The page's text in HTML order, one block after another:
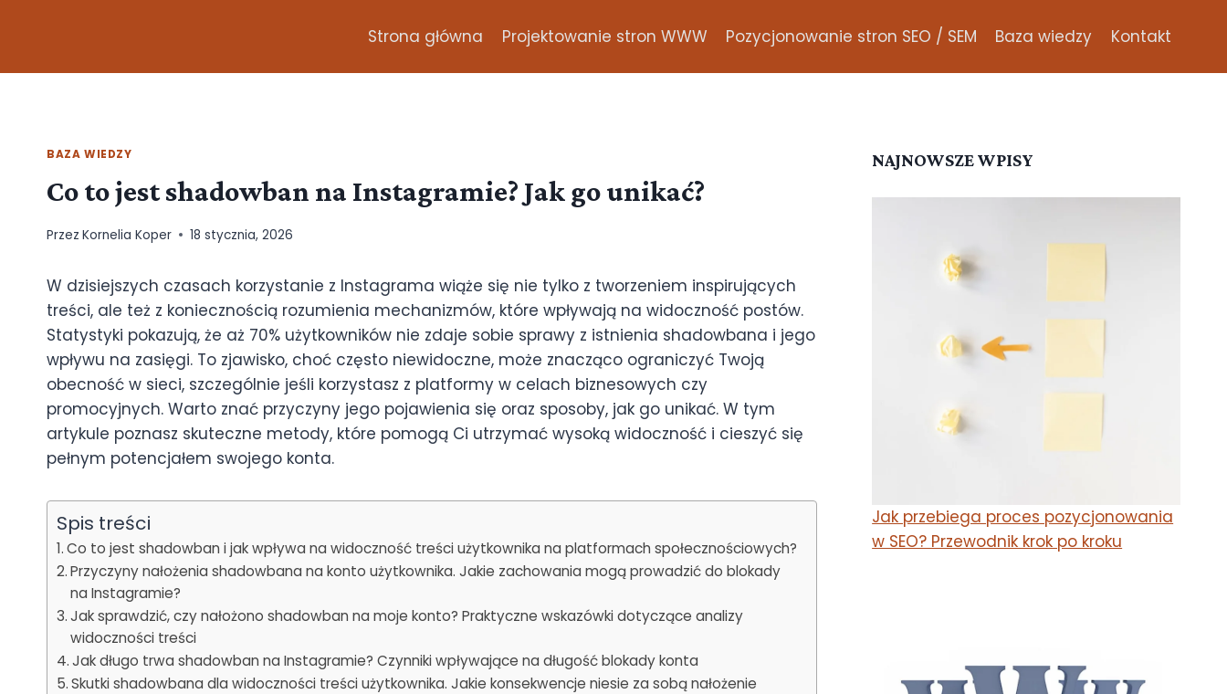
Strona główna Projektowanie stron WWW Pozycjonowanie stron SEO / SEM Baza wiedzy Kontakt
BAZA WIEDZY
Co to jest shadowban na Instagramie? Jak go unikać?
Przez Kornelia Koper 18 stycznia, 2026
W dzisiejszych czasach korzystanie z Instagrama wiąże się nie tylko z tworzeniem inspirujących
treści, ale też z koniecznością rozumienia mechanizmów, które wpływają na widoczność postów.
Statystyki pokazują, że aż 70% użytkowników nie zdaje sobie sprawy z istnienia shadowbana i jego
wpływu na zasięgi. To zjawisko, choć często niewidoczne, może znacząco ograniczyć Twoją
obecność w sieci, szczególnie jeśli korzystasz z platformy w celach biznesowych czy
promocyjnych. Warto znać przyczyny jego pojawienia się oraz sposoby, jak go unikać. W tym
artykule poznasz skuteczne metody, które pomogą Ci utrzymać wysoką widoczność i cieszyć się
pełnym potencjałem swojego konta.
Spis treści
Co to jest shadowban i jak wpływa na widoczność treści użytkownika na platformach społecznościowych?
Przyczyny nałożenia shadowbana na konto użytkownika. Jakie zachowania mogą prowadzić do blokady
na Instagramie?
Jak sprawdzić, czy nałożono shadowban na moje konto? Praktyczne wskazówki dotyczące analizy
widoczności treści
Jak długo trwa shadowban na Instagramie? Czynniki wpływające na długość blokady konta
Skutki shadowbana dla widoczności treści użytkownika. Jakie konsekwencje niesie za sobą nałożenie
NAJNOWSZE WPISY
Jak przebiega proces pozycjonowania
w SEO? Przewodnik krok po kroku